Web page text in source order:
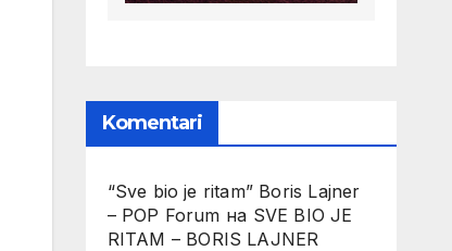
Komentari
“Sve bio je ritam” Boris Lajner
– POP Forum на SVE BIO JE
RITAM – BORIS LAJNER